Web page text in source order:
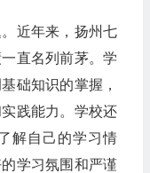
近年来，扬州七
直名列前茅。学
础知识的掌握，
践能力。学校还
解自己的学习情
学习氛围和严谨